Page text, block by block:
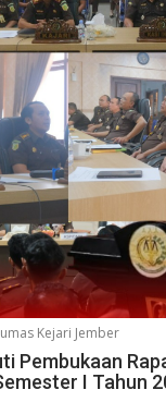
Kejari Jember
Pembukaan
I Tahun